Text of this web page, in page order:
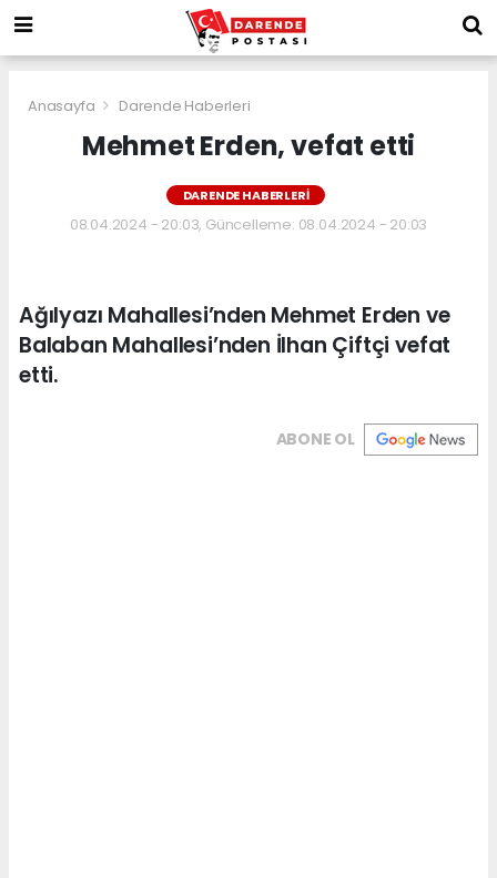
Anasayfa Darende Haberleri
Mehmet Erden, vefat etti
DARENDE HABERLERI
08.04.2024 - 20:03, Güncelleme: 08.04.2024 - 20:03
Ağılyazı Mahallesi’nden Mehmet Erden ve
Balaban Mahallesi’nden İlhan Çiftçi vefat
etti.
ABONE OL